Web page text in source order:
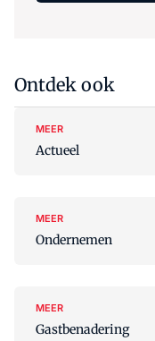
Ontdek ook
MEER
Actueel
MEER
Ondernemen
MEER
Gastbenadering